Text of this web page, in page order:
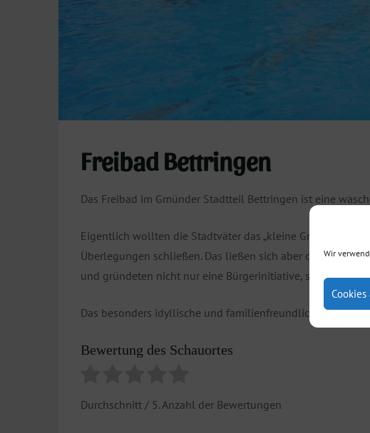
Wir
Freibad Bettringen
Das Freibad im Gmünder Stadtteil Bettringen ist eine
Eigentlich wollten die Stadtväter das „kleine Gmünder
Überlegungen schließen. Das ließen sich aber die Bürger
und gründeten nicht nur eine Bürgerinitiative, sondern
Das besonders idyllische und familienfreundliche
Bewertung des Schauortes
Durchschnitt / 5. Anzahl der Bewertungen